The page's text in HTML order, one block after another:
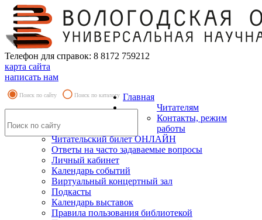
Телефон для справок: 8 8172 759212
карта сайта
написать нам
Поиск по сайту Поиск по каталогу Главная
Читателям
Контакты, режим
работы
Читательский билет ОНЛАЙН
Ответы на часто задаваемые вопросы
Личный кабинет
Календарь событий
Виртуальный концертный зал
Подкасты
Календарь выставок
Правила пользования библиотекой